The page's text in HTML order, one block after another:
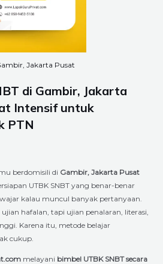
Jakarta Pusat
di Gambir, Jakarta
Intensif untuk
PTN
berdomisili di Gambir, Jakarta Pusat
UTBK SNBT yang benar-benar
kalau muncul banyak pertanyaan.
ujian hafalan, tapi ujian penalaran, literasi,
Karena itu, metode belajar
cukup.
melayani bimbel UTBK SNBT secara